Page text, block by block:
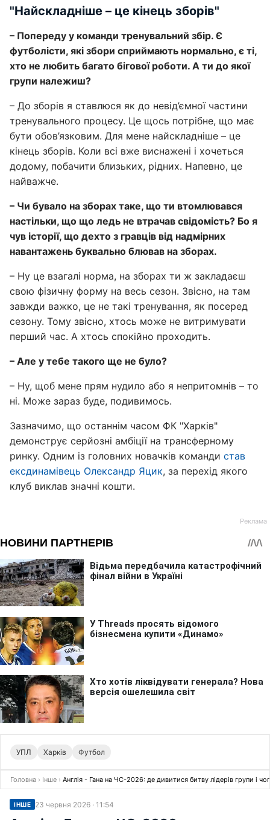
"Найскладніше – це кінець зборів"
– Попереду у команди тренувальний збір. Є
футболісти, які збори сприймають нормально, є ті,
хто не любить багато бігової роботи. А ти до якої
групи належиш?
– До зборів я ставлюся як до невід’ємної частини
тренувального процесу. Це щось потрібне, що має
бути обов’язковим. Для мене найскладніше – це
кінець зборів. Коли всі вже виснажені і хочеться
додому, побачити близьких, рідних. Напевно, це
найважче.
– Чи бувало на зборах таке, що ти втомлювався
настільки, що що ледь не втрачав свідомість? Бо я
чув історії, що дехто з гравців від надмірних
навантажень буквально блював на зборах.
– Ну це взагалі норма, на зборах ти ж закладаєш
свою фізичну форму на весь сезон. Звісно, на там
завжди важко, це не такі тренування, як посеред
сезону. Тому звісно, хтось може не витримувати
перший час. А хтось спокійно проходить.
– Але у тебе такого ще не було?
– Ну, щоб мене прям нудило або я непритомнів – то
ні. Може зараз буде, подивимось.
Зазначимо, що останнім часом ФК "Харків"
демонструє серйозні амбіції на трансферному
ринку. Одним із головних новачків команди став
ексдинамівець Олександр Яцик, за перехід якого
клуб виклав значні кошти.
УПЛ Харків Футбол
Головна › Інше › Англія - Гана на ЧС-2026: де дивитися битву лідерів групи і
ІНШЕ 23 червня 2026 · 11:54